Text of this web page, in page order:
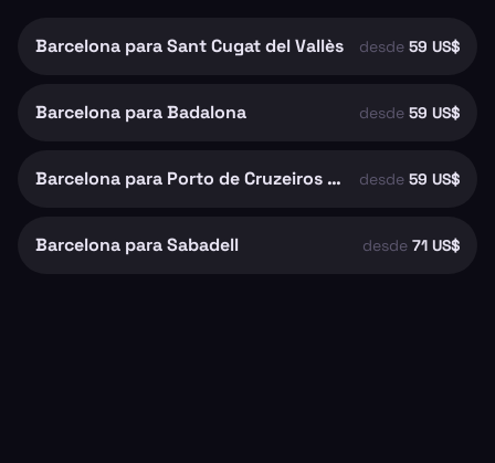
Barcelona para Sant Cugat del Vallès desde 59 US$
Barcelona para Badalona desde 59 US$
Barcelona para Porto de Cruzeiros de Barcelona desde 59 US$
Barcelona para Sabadell desde 71 US$